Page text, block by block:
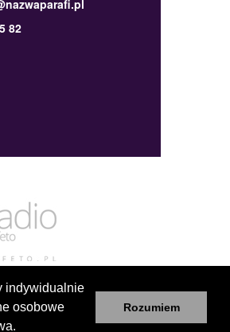
indywidualnie
osobowe
Rozumiem
82